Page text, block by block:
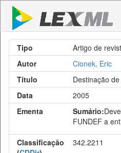
Tipo
Artigo de
Autor
Cionek, Eric
Título
Destinação
Data
2005
Ementa
Sumário:
FUNDEF a
Classificação
342.2211